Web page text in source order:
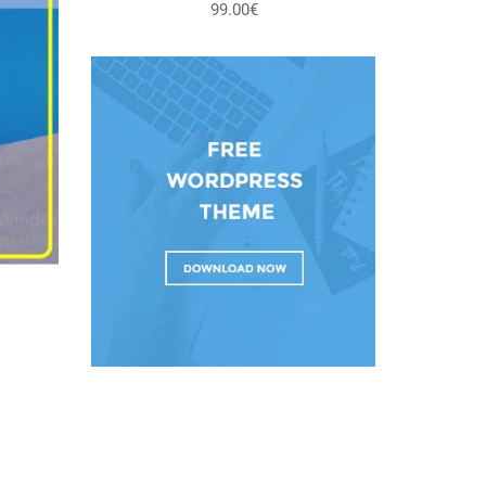
99.00€